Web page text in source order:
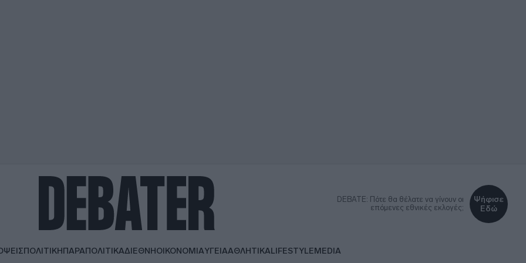
DEBATE: Πότε θα θέλατε να γίνουν οι
επόμενες εθνικές εκλογές;
Ψήφισε
Εδώ
ΠΟΛΙΤΙΚΗΠΑΡΑΠΟΛΙΤΙΚΑΔΙΕΘΝΗΟΙΚΟΝΟΜΙΑΥΓΕΙΑΑΘΛΗΤΙΚΑLIFESTYLEMEDIA